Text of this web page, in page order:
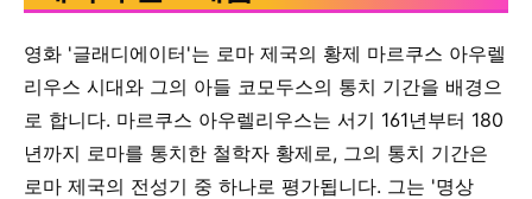
영화 '글래디에이터'는 로마 제국의 황제 마르쿠스 아우렐
리우스 시대와 그의 아들 코모두스의 통치 기간을 배경으
로 합니다. 마르쿠스 아우렐리우스는 서기 161년부터 180
년까지 로마를 통치한 철학자 황제로, 그의 통치 기간은
로마 제국의 전성기 중 하나로 평가됩니다. 그는 '명상